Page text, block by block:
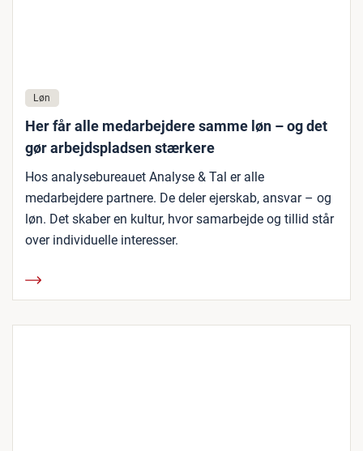
Løn
Her får alle medarbejdere samme løn – og det
gør arbejdspladsen stærkere
Hos analysebureauet Analyse & Tal er alle
medarbejdere partnere. De deler ejerskab, ansvar – og
løn. Det skaber en kultur, hvor samarbejde og tillid står
over individuelle interesser.